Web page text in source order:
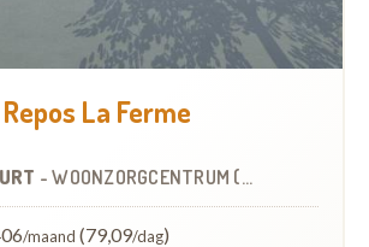
La Ferme
-WOONZORGCENTRUM (WZC)
/maand (79,09/dag)